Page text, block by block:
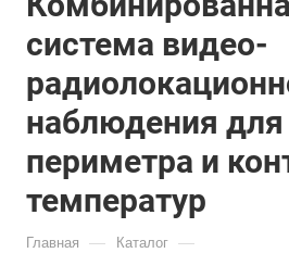
система видео-
наблюдения
периметра и
температур
Главная — Каталог —